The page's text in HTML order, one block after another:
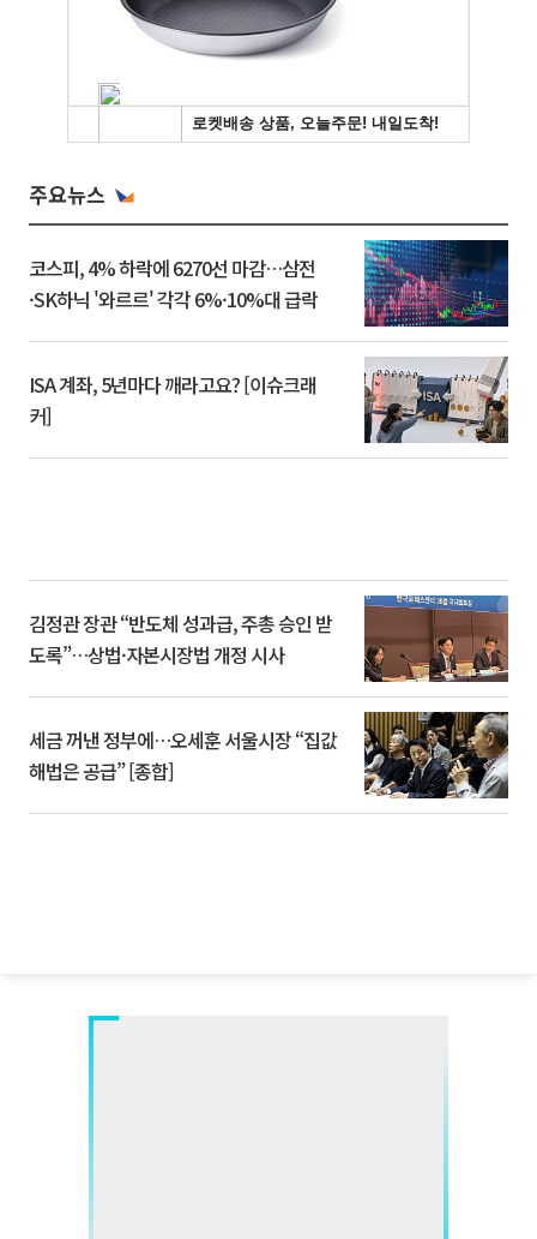
주요뉴스
코스피, 4% 하락에 6270선 마감…삼전
·SK하닉 '와르르' 각각 6%·10%대 급락
ISA 계좌, 5년마다 깨라고요? [이슈크래
커]
김정관 장관 “반도체 성과급, 주총 승인 받
도록”…상법·자본시장법 개정 시사
세금 꺼낸 정부에…오세훈 서울시장 “집값
해법은 공급” [종합]